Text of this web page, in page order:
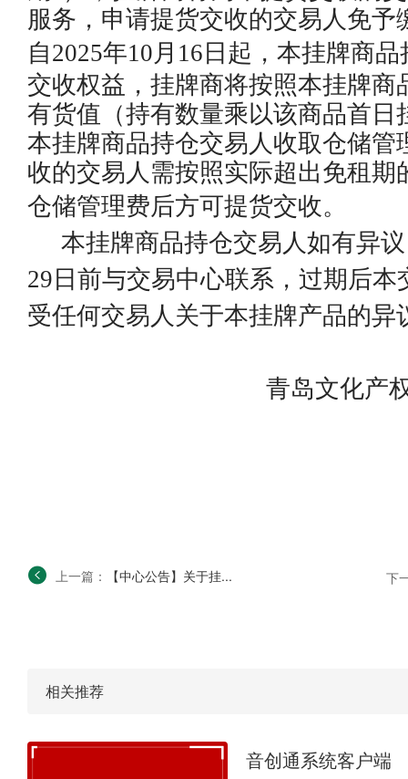
服务，申请提货交收的交易人免予
自2025年10月 16 日起，本挂牌商
交收权益，挂牌商将按照本挂牌商
有货值（持有数量乘以该商品首日
本挂牌商品持仓交易人收取仓储管
收的交易人需按照实际超出免租期
仓储管理费后方可提货交收。
本挂牌商品持仓交易人如有异
29 日前与交易中心联系，过期后
受任何交易人关于本挂牌产品的异
青岛文化产
上一篇： 【中心公告】关于挂... 下
相关推荐
音创通系统客户端